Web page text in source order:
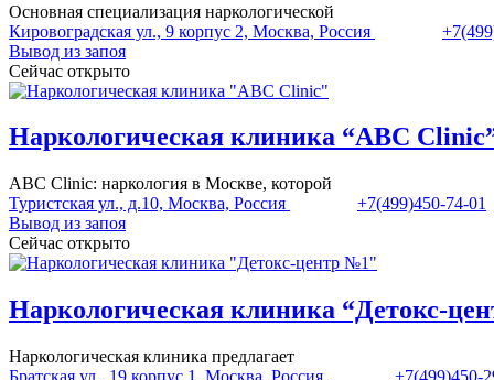
Основная специализация наркологической
Кировоградская ул., 9 корпус 2, Москва, Россия
Вывод из запоя
Сейчас открыто
Наркологическая клиника “ABC
ABC Clinic: наркология в Москве, которой
Туристская ул., д.10, Москва, Россия
+7(499)450-74-01
Вывод из запоя
Сейчас открыто
Наркологическая клиника “Детокс-
Наркологическая клиника предлагает